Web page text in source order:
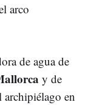
arco
de agua de
y de
en